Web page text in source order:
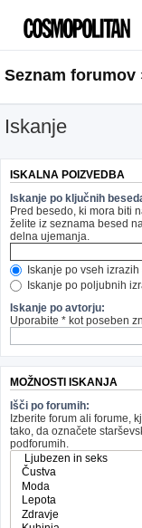
Seznam forumov
Iskanje
ISKALNA POIZVEDBA
Iskanje po ključnih
Pred besedo, ki mora biti
želite iz seznama besed
delna ujemanja.
Iskanje po vseh
Iskanje po poljubnih
Iskanje po avtorju:
Uporabite * kot poseben
MOŽNOSTI ISKANJA
Išči po forumih:
Izberite forum ali forume,
tako, da označete
podforumih.